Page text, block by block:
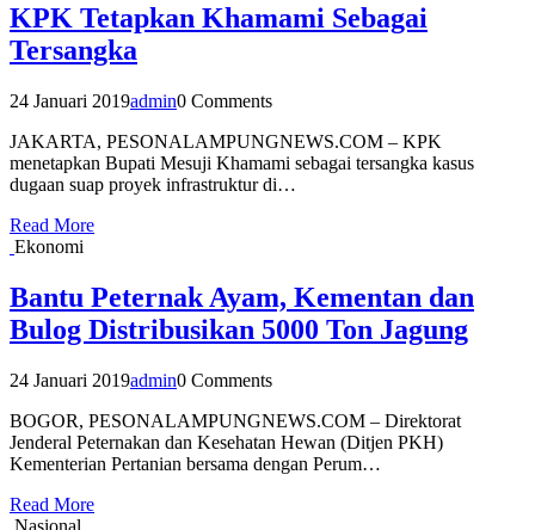
KPK Tetapkan Khamami Sebagai
Tersangka
24 Januari 2019admin0 Comments
JAKARTA, PESONALAMPUNGNEWS.COM – KPK
menetapkan Bupati Mesuji Khamami sebagai tersangka kasus
dugaan suap proyek infrastruktur di…
Read More
Ekonomi
Bantu Peternak Ayam, Kementan dan
Bulog Distribusikan 5000 Ton Jagung
24 Januari 2019admin0 Comments
BOGOR, PESONALAMPUNGNEWS.COM – Direktorat
Jenderal Peternakan dan Kesehatan Hewan (Ditjen PKH)
Kementerian Pertanian bersama dengan Perum…
Read More
Nasional